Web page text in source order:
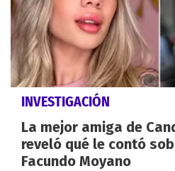
INVESTIGACIÓN
La mejor amiga de
reveló qué le contó
Facundo Moyano